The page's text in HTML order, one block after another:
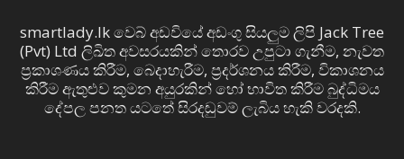
smartlady.lk වෙබ් අඩවියේ අඩංගු සියලුම ලිපි Jack Tree
(Pvt) Ltd ලිඛිත අවසරයකින් තොරව උපුටා ගැනීම, නැවත
ප්‍රකාශණය කිරීම, බෙදාහැරීම, ප්‍රදර්ශනය කිරීම, විකාශනය
කිරීම ඇතුළුව කුමන අයුරකින් හෝ භාවිත කිරීම බුද්ධිමය
දේපල පනත යටතේ සිරදඬුවම් ලැබිය හැකි වරදකි.